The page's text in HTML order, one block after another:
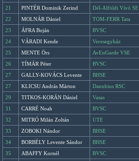
21
PINTÉR Dominik Zerind Dél-Alföldi Vívó SE
22
MOLNÁR Dániel TOM-FERR Tata
23
ÁFRA Boján BVSC
24
VÁRADI Kende Veresegyház
25
MENTE Örs AvEnGarde VSE
26
TÍMÁR Péter BVSC
27
GALLY-KOVÁCS Levente BHSE
27
KLICSU András Márton Danubius RSC
29
TITKOS-KORÁN Dániel Vasas
31
CARRÉ Noah BVSC
32
MITRÓ Milán Zoltán UTE
33
ZOBOKI Nándor BHSE
34
BORBÉLY Levente Sándor BHSE
35
ABAFFY Kornél BVSC